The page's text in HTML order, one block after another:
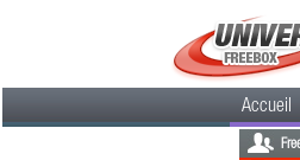
Accueil